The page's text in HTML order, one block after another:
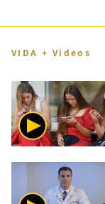
VIDA + Videos